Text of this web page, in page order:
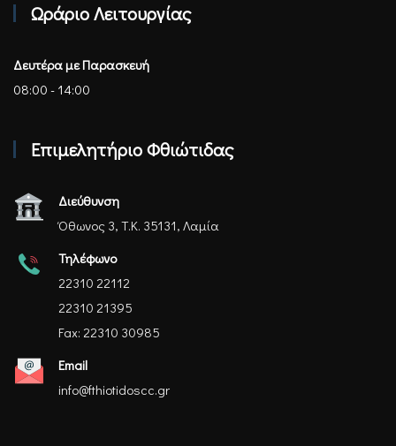
Ωράριο Λειτουργίας
Δευτέρα με Παρασκευή
08:00 - 14:00
Επιμελητήριο Φθιώτιδας
Διεύθυνση
Όθωνος 3, Τ.Κ. 35131, Λαμία
Τηλέφωνο
22310 22112
22310 21395
Fax: 22310 30985
Email
info@fthiotidoscc.gr